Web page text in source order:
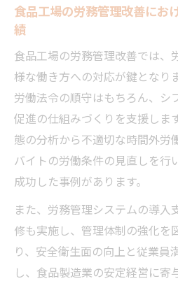
食品工場の労務管理改善にお
績
食品工場の労務管理改善では、
様な働き方への対応が鍵となり
労働法令の順守はもちろん、シ
促進の仕組みづくりを支援しま
態の分析から不適切な時間外労
バイトの労働条件の見直しを行
成功した事例があります。
また、労務管理システムの導入
修も実施し、管理体制の強化を
り、安全衛生面の向上と従業員
し、食品製造業の安定経営に寄